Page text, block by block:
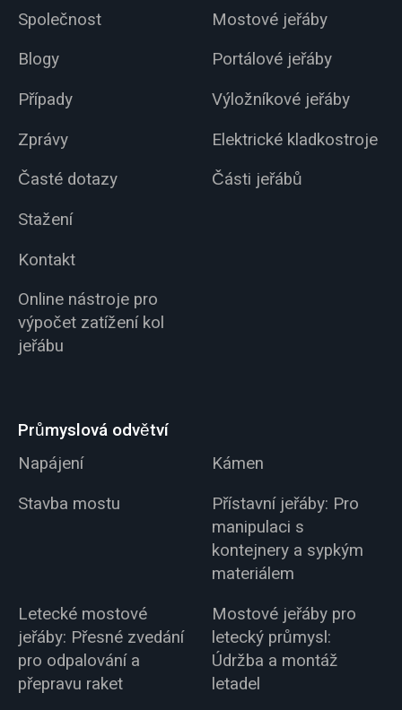
Společnost
Blogy
Případy
Zprávy
Časté dotazy
Stažení
Kontakt
Online nástroje pro
výpočet zatížení kol
jeřábu
Mostové jeřáby
Portálové jeřáby
Výložníkové jeřáby
Elektrické kladkostroje
Části jeřábů
Průmyslová odvětví
Napájení
Kámen
Stavba mostu
Přístavní jeřáby: Pro
manipulaci s
kontejnery a sypkým
materiálem
Letecké mostové
jeřáby: Přesné zvedání
pro odpalování a
přepravu raket
Mostové jeřáby pro
letecký průmysl:
Údržba a montáž
letadel